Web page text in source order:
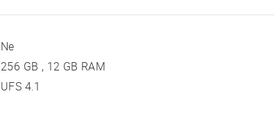
Ne
256 GB , 12 GB RAM
UFS 4.1